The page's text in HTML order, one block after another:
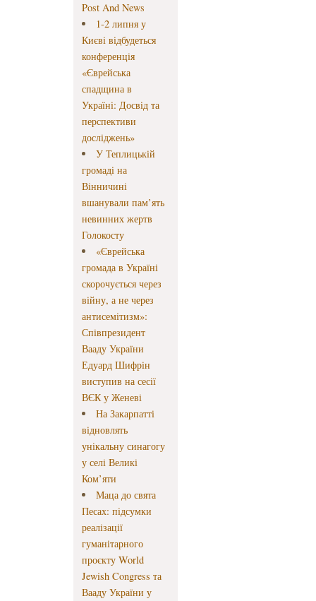
Post And News
1-2 липня у
Києві відбудеться
конференція
«Єврейська
спадщина в
Україні: Досвід та
перспективи
досліджень»
У Теплицькій
громаді на
Вінничині
вшанували пам’ять
невинних жертв
Голокосту
«Єврейська
громада в Україні
скорочується через
війну, а не через
антисемітизм»:
Співпрезидент
Вааду України
Едуард Шифрін
виступив на сесії
ВЄК у Женеві
На Закарпатті
відновлять
унікальну синагогу
у селі Великі
Ком’яти
Маца до свята
Песах: підсумки
реалізації
гуманітарного
проєкту World
Jewish Congress та
Вааду України у